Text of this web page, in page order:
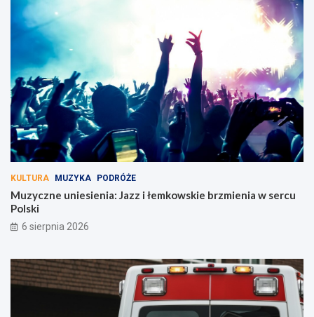
KULTURA MUZYKA PODRÓŻE
Muzyczne uniesienia: Jazz i łemkowskie brzmienia w sercu
Polski
6 sierpnia 2026